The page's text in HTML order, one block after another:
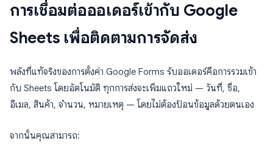
การเชื่อมต่อออเดอร์เข้ากับ Google
Sheets เพื่อติดตามการจัดส่ง
พลังที่แท้จริงของการตั้งค่า Google Forms รับออเดอร์คือการรวมเข้า
กับ Sheets โดยอัตโนมัติ ทุกการส่งจะเพิ่มแถวใหม่ — วันที่, ชื่อ,
อีเมล, สินค้า, จำนวน, หมายเหตุ — โดยไม่ต้องป้อนข้อมูลด้วยตนเอง
จากนั้นคุณสามารถ: